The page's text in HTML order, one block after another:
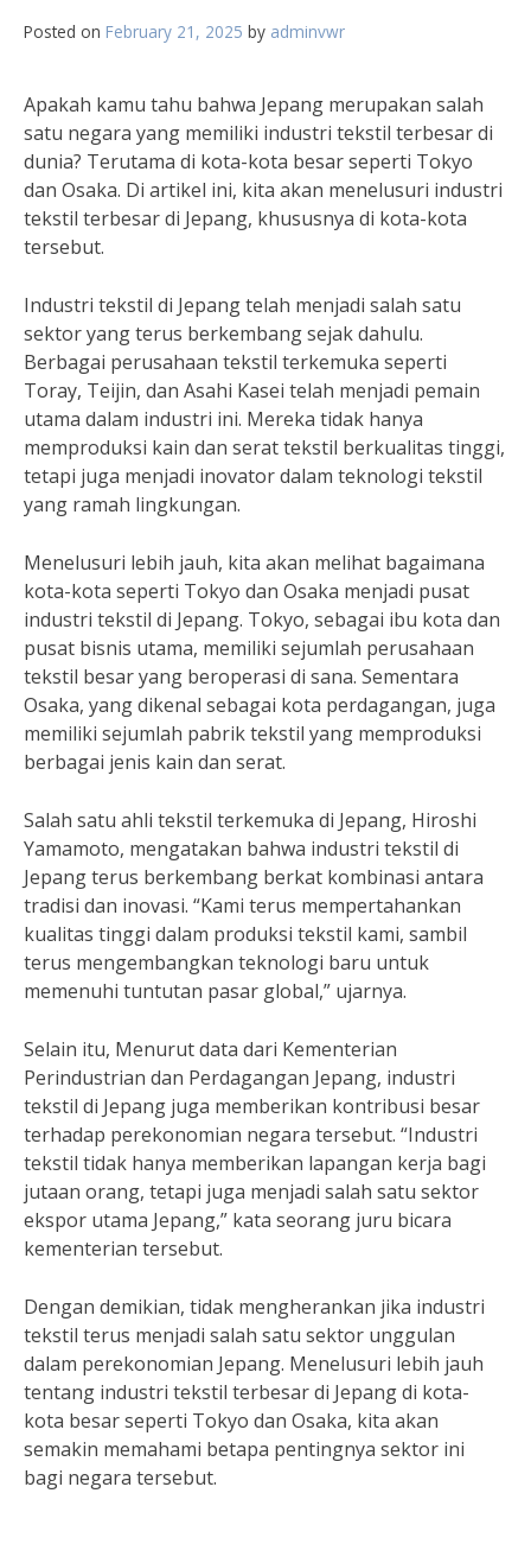
Posted on February 21, 2025 by adminvwr
Apakah kamu tahu bahwa Jepang merupakan salah
satu negara yang memiliki industri tekstil terbesar di
dunia? Terutama di kota-kota besar seperti Tokyo
dan Osaka. Di artikel ini, kita akan menelusuri industri
tekstil terbesar di Jepang, khususnya di kota-kota
tersebut.
Industri tekstil di Jepang telah menjadi salah satu
sektor yang terus berkembang sejak dahulu.
Berbagai perusahaan tekstil terkemuka seperti
Toray, Teijin, dan Asahi Kasei telah menjadi pemain
utama dalam industri ini. Mereka tidak hanya
memproduksi kain dan serat tekstil berkualitas tinggi,
tetapi juga menjadi inovator dalam teknologi tekstil
yang ramah lingkungan.
Menelusuri lebih jauh, kita akan melihat bagaimana
kota-kota seperti Tokyo dan Osaka menjadi pusat
industri tekstil di Jepang. Tokyo, sebagai ibu kota dan
pusat bisnis utama, memiliki sejumlah perusahaan
tekstil besar yang beroperasi di sana. Sementara
Osaka, yang dikenal sebagai kota perdagangan, juga
memiliki sejumlah pabrik tekstil yang memproduksi
berbagai jenis kain dan serat.
Salah satu ahli tekstil terkemuka di Jepang, Hiroshi
Yamamoto, mengatakan bahwa industri tekstil di
Jepang terus berkembang berkat kombinasi antara
tradisi dan inovasi. “Kami terus mempertahankan
kualitas tinggi dalam produksi tekstil kami, sambil
terus mengembangkan teknologi baru untuk
memenuhi tuntutan pasar global,” ujarnya.
Selain itu, Menurut data dari Kementerian
Perindustrian dan Perdagangan Jepang, industri
tekstil di Jepang juga memberikan kontribusi besar
terhadap perekonomian negara tersebut. “Industri
tekstil tidak hanya memberikan lapangan kerja bagi
jutaan orang, tetapi juga menjadi salah satu sektor
ekspor utama Jepang,” kata seorang juru bicara
kementerian tersebut.
Dengan demikian, tidak mengherankan jika industri
tekstil terus menjadi salah satu sektor unggulan
dalam perekonomian Jepang. Menelusuri lebih jauh
tentang industri tekstil terbesar di Jepang di kota-
kota besar seperti Tokyo dan Osaka, kita akan
semakin memahami betapa pentingnya sektor ini
bagi negara tersebut.